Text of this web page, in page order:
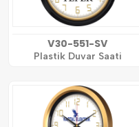
V30-551-SV
Plastik Duvar Saati